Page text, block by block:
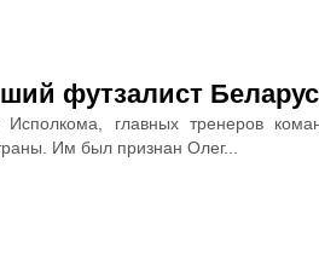
футзалист
Исполкома, главных тренеров
Им был признан Олег...